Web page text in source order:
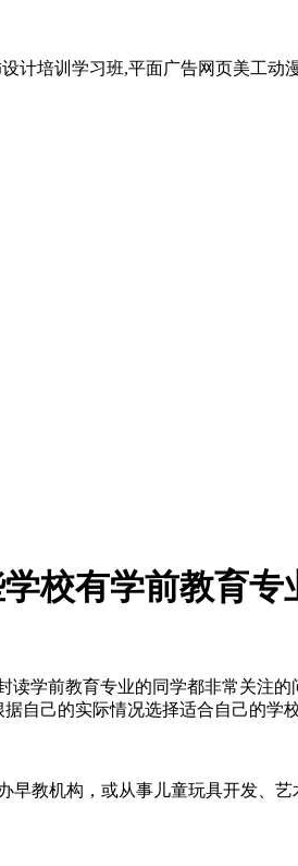
计培训学习班,平面广告网页美工
校有学前教育专
学前教育专业的同学都非常关注
自己的实际情况选择适合自己的学校
教机构，或从事儿童玩具开发、艺